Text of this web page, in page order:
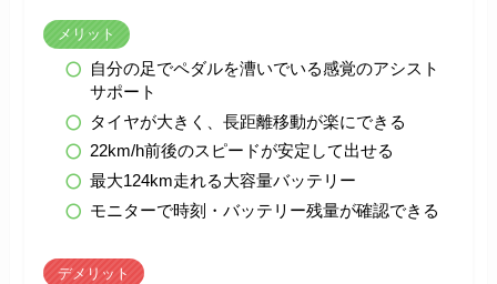
メリット
自分の足でペダルを漕いでいる感覚のアシスト
サポート
タイヤが大きく、長距離移動が楽にできる
22km/h前後のスピードが安定して出せる
最大124km走れる大容量バッテリー
モニターで時刻・バッテリー残量が確認できる
デメリット